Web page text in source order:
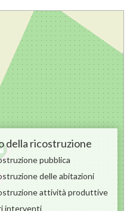
della ricostruzione
pubblica
delle abitazioni
attività produttive
interventi